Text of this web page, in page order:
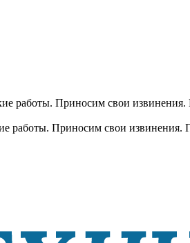
работы. Приносим свои
работы. Приносим свои